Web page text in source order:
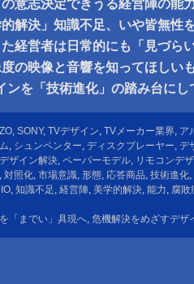
意志決定できうる経営陣の能
解決」知識不足、いや皆無性
経営者は日常的にも「見づら
の映像と音響を知ってほしい
ンを「技術進化」の踏み台にし
, SONY, TVデザイン, TVメーカー業界, ア
, シュンペンター, ディスクプレーヤー, デ
デザイン解決, ペーパーモデル, リモコンデ
, 対照化, 市場意識, 形態, 応答商品, 技術進化,
, 知識不足 , 経営陣, 美学的解決, 能力, 腐敗
「までい」具現へ, 危機解決をめざすデザ